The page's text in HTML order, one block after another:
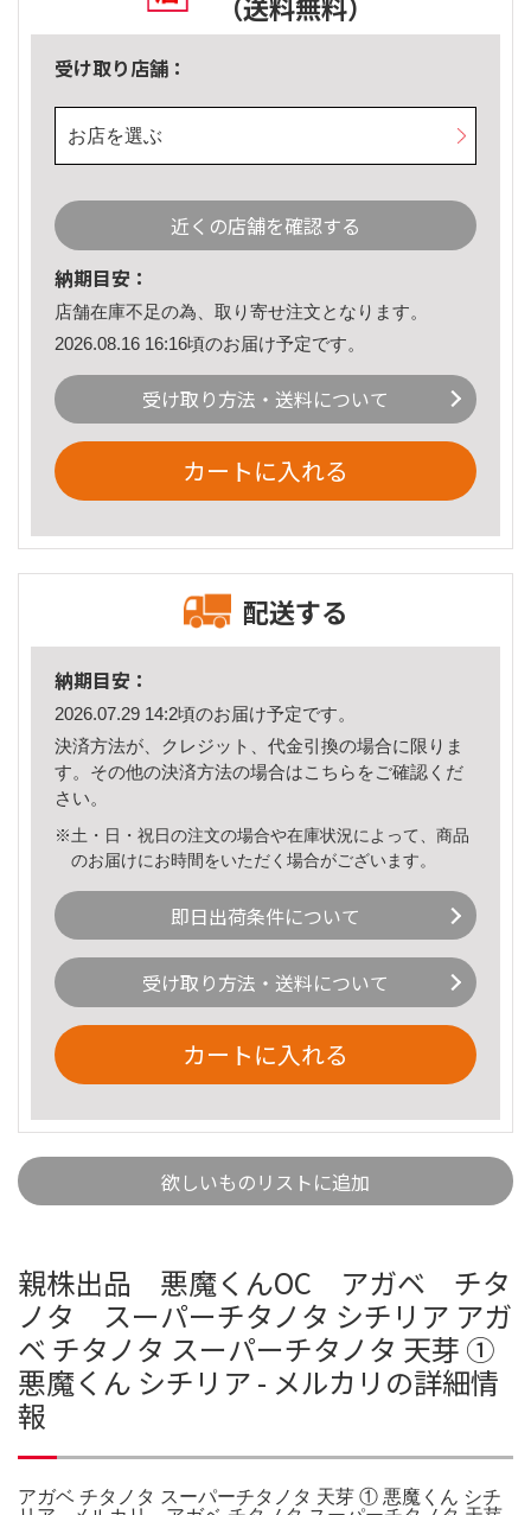
受け取り店舗：
お店を選ぶ
近くの店舗を確認する
納期目安：
店舗在庫不足の為、取り寄せ注文となります。
2026.08.16 16:16頃のお届け予定です。
受け取り方法・送料について
カートに入れる
配送する
納期目安：
2026.07.29 14:2頃のお届け予定です。
決済方法が、クレジット、代金引換の場合に限りま
す。その他の決済方法の場合はこちら をご確認くだ
さい。
※土・日・祝日の注文の場合や在庫状況によって、商品
のお届けにお時間をいただく場合がございます。
即日出荷条件について
受け取り方法・送料について
カートに入れる
欲しいものリストに追加
親株出品 悪魔くんOC アガベ チタ
ノタ スーパーチタノタ シチリア アガ
ベ チタノタ スーパーチタノタ 天芽 ①
悪魔くん シチリア - メルカリの詳細情
報
アガベ チタノタ スーパーチタノタ 天芽 ① 悪魔くん シチ